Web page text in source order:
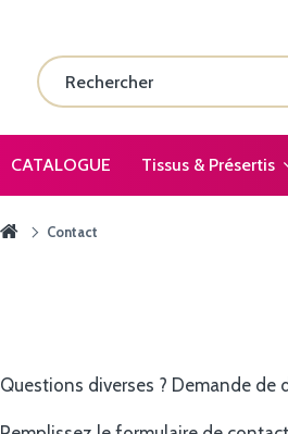
CATALOGUE Tissus & Présertis
Contact
Questions diverses ? Demande de